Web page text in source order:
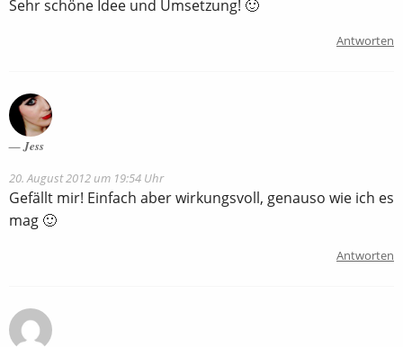
Sehr schöne Idee und Umsetzung! 🙂
Antworten
Jess
20. August 2012 um 19:54 Uhr
Gefällt mir! Einfach aber wirkungsvoll, genauso wie ich es
mag 🙂
Antworten